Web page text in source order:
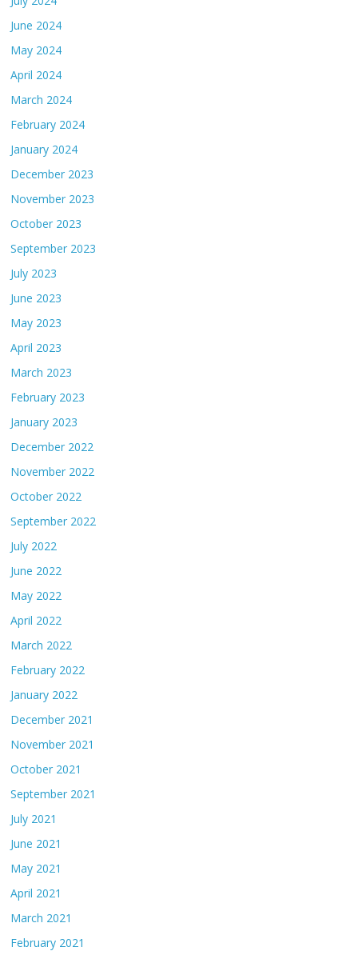
June 2024
May 2024
April 2024
March 2024
February 2024
January 2024
December 2023
November 2023
October 2023
September 2023
July 2023
June 2023
May 2023
April 2023
March 2023
February 2023
January 2023
December 2022
November 2022
October 2022
September 2022
July 2022
June 2022
May 2022
April 2022
March 2022
February 2022
January 2022
December 2021
November 2021
October 2021
September 2021
July 2021
June 2021
May 2021
April 2021
March 2021
February 2021